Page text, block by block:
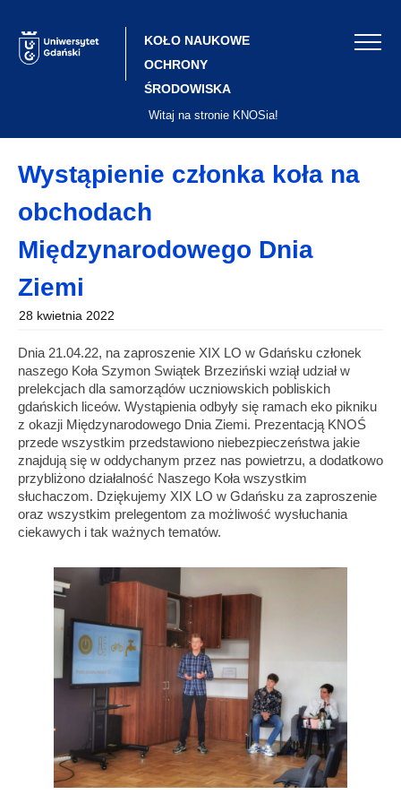
content
KOŁO NAUKOWE
OCHRONY
ŚRODOWISKA
Witaj na stronie KNOSia!
Wystąpienie członka koła na
obchodach
Międzynarodowego Dnia
Ziemi
28 kwietnia 2022
Dnia 21.04.22, na zaproszenie XIX LO w Gdańsku członek
naszego Koła Szymon Swiątek Brzeziński wziął udział w
prelekcjach dla samorządów uczniowskich pobliskich
gdańskich liceów. Wystąpienia odbyły się ramach eko pikniku
z okazji Międzynarodowego Dnia Ziemi. Prezentacją KNOŚ
przede wszystkim przedstawiono niebezpieczeństwa jakie
znajdują się w oddychanym przez nas powietrzu, a dodatkowo
przybliżono działalność Naszego Koła wszystkim
słuchaczom. Dziękujemy XIX LO w Gdańsku za zaproszenie
oraz wszystkim prelegentom za możliwość wysłuchania
ciekawych i tak ważnych tematów.